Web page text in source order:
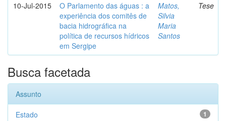
10-Jul-2015
O Parlamento das águas : a
experiência dos comitês de
bacia hidrográfica na
política de recursos hídricos
em Sergipe
Matos,
Silvia
Maria
Santos
Tese
Busca facetada
Assunto
1
Estado